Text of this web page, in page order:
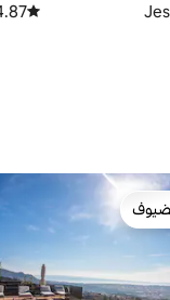
متوسط التقييم
(108)